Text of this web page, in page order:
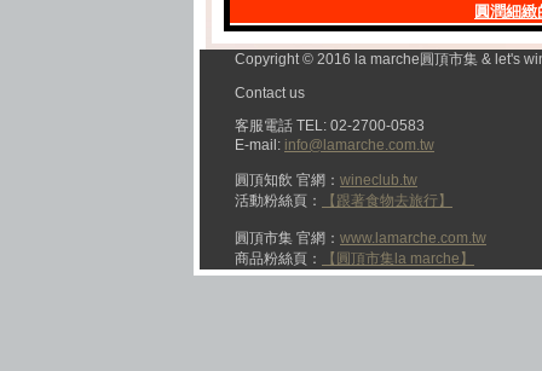
圓潤細
Copyright © 2016 la marche圓頂市集 & let's
Contact us
客服電話 TEL: 02-2700-0583
E-mail: info@lamarche.com.tw
圓頂知飲 官網： wineclub.tw
活動粉絲頁：
【跟著食物去旅行】
圓頂市集 官網： www.lamarche.com.tw
商品粉絲頁：
【圓頂市集la marche】